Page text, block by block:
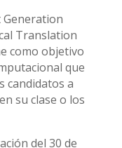
Generation
Translation
como objetivo
que
candidatos a
su clase o los
del 30 de